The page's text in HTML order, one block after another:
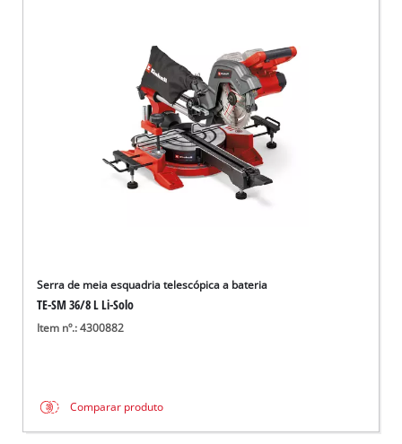
Serra de meia esquadria telescópica a bateria
TE-SM 36/8 L Li-Solo
Item nº.: 4300882
Comparar produto